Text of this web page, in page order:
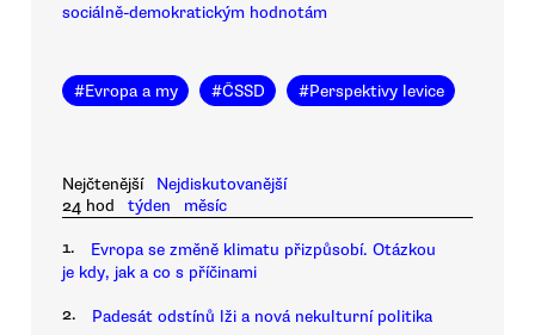
sociálně-demokratickým hodnotám
#Evropa a my #ČSSD #Perspektivy levice
Nejčtenější
Nejdiskutovanější
24 hod
týden měsíc
1.
Evropa se změně klimatu přizpůsobí. Otázkou
je kdy, jak a co s příčinami
2. Padesát odstínů lži a nová nekulturní politika